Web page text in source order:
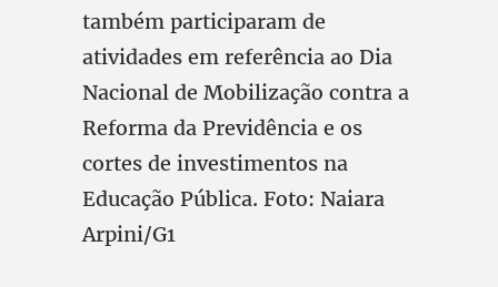
também participaram de
atividades em referência ao Dia
Nacional de Mobilização contra a
Reforma da Previdência e os
cortes de investimentos na
Educação Pública. Foto: Naiara
Arpini/G1